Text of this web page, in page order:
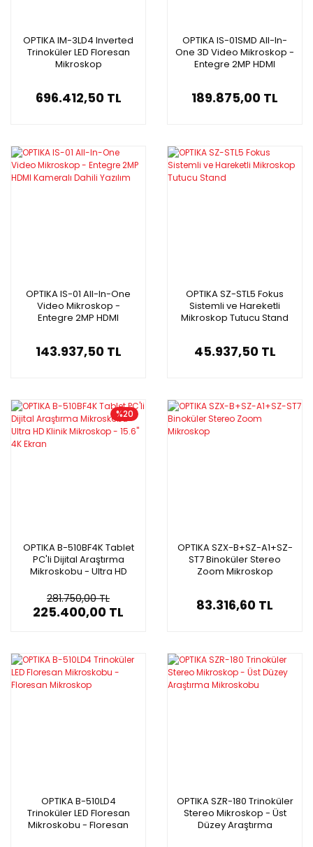
OPTIKA IM-3LD4 Inverted
Trinoküler LED Floresan
Mikroskop
696.412,50 TL
OPTIKA IS-01SMD All-In-
One 3D Video Mikroskop -
Entegre 2MP HDMI
189.875,00 TL
OPTIKA IS-01 All-In-One
Video Mikroskop -
Entegre 2MP HDMI
143.937,50 TL
OPTIKA SZ-STL5 Fokus
Sistemli ve Hareketli
Mikroskop Tutucu Stand
45.937,50 TL
%20
OPTIKA B-510BF4K Tablet
PC'li Dijital Araştırma
Mikroskobu - Ultra HD
Ekran
281.750,00 TL
225.400,00 TL
OPTIKA SZX-B+SZ-A1+SZ-
ST7 Binoküler Stereo
Zoom Mikroskop
83.316,60 TL
OPTIKA B-510LD4
Trinoküler LED Floresan
Mikroskobu - Floresan
OPTIKA SZR-180 Trinoküler
Stereo Mikroskop - Üst
Düzey Araştırma